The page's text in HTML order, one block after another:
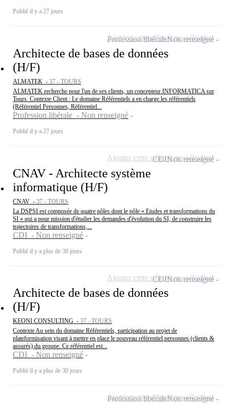
Publié il y a 27 jours
Architecte de bases de données
(H/F)
ALMATEK - 37 - TOURS
ALMATEK recherche pour l'un de ses clients, un concepteur INFORMATICA sur
Tours. Contexte Client : Le domaine Référentiels a en charge les référentiels
(Référentiel Personnes, Référentiel...
Profession libérale - Non renseigné
Publié il y a 27 jours
Profession libéraleNon renseigné
Ajouter cette offre à ma sélection
CNAV - Architecte système
informatique (H/F)
CNAV - 37 - TOURS
La DSPSI est composée de quatre pôles dont le pôle « Etudes et transformations du
SI » qui a pour mission d'étudier les demandes d'évolution du SI, de construire les
trajectoires de transformations,...
CDI - Non renseigné
Publié il y a plus de 30 jours
CDINon renseigné
Ajouter cette offre à ma sélection
Architecte de bases de données
(H/F)
KEONI CONSULTING - 37 - TOURS
Contexte Au sein du domaine Référentiels, participation au projet de
plateformisation visant à mettre en place le nouveau référentiel personnes (clients &
assurés) du groupe. Ce référentiel est...
CDI - Non renseigné
Publié il y a plus de 30 jours
CDINon renseigné
Ajouter cette offre à ma sélection
Profession libéraleNon renseigné
Ajouter cette offre à ma sélection